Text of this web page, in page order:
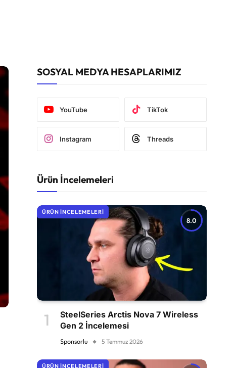
SOSYAL MEDYA HESAPLARIMIZ
YouTube TikTok
Instagram Threads
Ürün İncelemeleri
8.0
ÜRÜN İNCELEMELERI
SteelSeries Arctis Nova 7 Wireless
Gen 2 İncelemesi
Sponsorlu 5 Temmuz 2026
ÜRÜN İNCELEMELERI